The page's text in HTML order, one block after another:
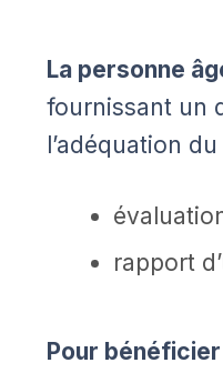
La personne
fournissant un
l’adéquation
rapport
Pour